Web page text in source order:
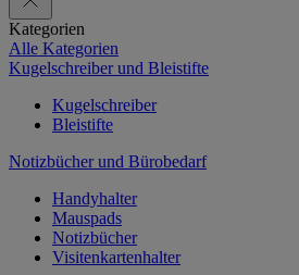
Kategorien
Alle Kategorien
Kugelschreiber und Bleistifte
Kugelschreiber
Bleistifte
Notizbücher und Bürobedarf
Handyhalter
Mauspads
Notizbücher
Visitenkartenhalter